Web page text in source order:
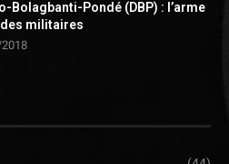
Bolagbanti-Pondé (DBP) : l’arme
militaires